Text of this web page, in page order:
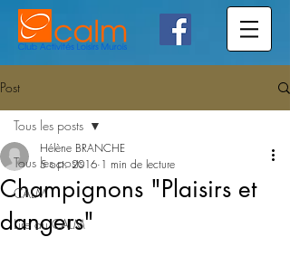
Post
Tous les posts
CALM
Lire au CALM
Tous les posts
Champignons "Plaisirs et
dangers"
Hélène BRANCHE
5 oct. 2016 1 min de lecture